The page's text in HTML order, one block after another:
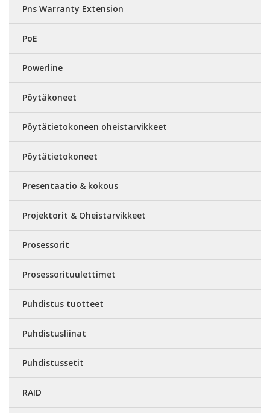
Pns Warranty Extension
PoE
Powerline
Pöytäkoneet
Pöytätietokoneen oheistarvikkeet
Pöytätietokoneet
Presentaatio & kokous
Projektorit & Oheistarvikkeet
Prosessorit
Prosessorituulettimet
Puhdistus tuotteet
Puhdistusliinat
Puhdistussetit
RAID